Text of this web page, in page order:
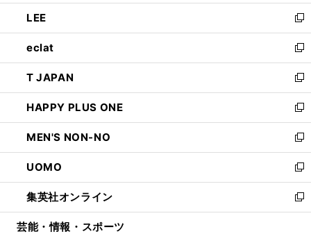
開
く
ウ
で
開
く
ン
ド
ウ
で
開
く
ウ
ィ
ン
ド
ウ
で
開
く
し
い
ウ
ィ
ン
ド
ウ
で
開
く
LEE
新
し
い
ウ
ィ
ン
ド
ウ
で
開
く
eclat
新
し
い
ウ
ィ
ン
ド
ウ
で
開
く
T JAPAN
新
し
い
ウ
ィ
ン
ド
ウ
で
開
HAPPY PLUS ONE
新
し
い
ウ
ィ
ン
ド
ウ
MEN'S NON-NO
新
し
い
ウ
ィ
ン
UOMO
新
し
い
ウ
集英社オンライン
新
し
芸能・情報・スポーツ